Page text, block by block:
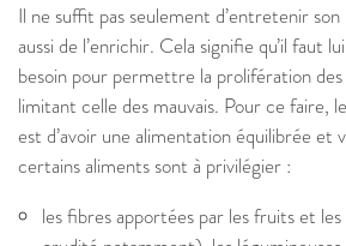
Il ne suffit pas seulement d’entretenir
aussi de l’enrichir. Cela signifie qu’il faut
besoin pour permettre la prolifération
limitant celle des mauvais. Pour ce faire,
est d’avoir une alimentation équilibrée et
certains aliments sont à privilégier :
les fibres apportées par les fruits et